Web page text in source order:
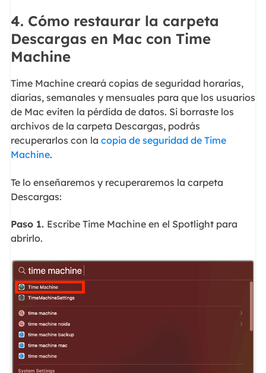
4. Cómo restaurar la carpeta
Descargas en Mac con Time
Machine
Time Machine creará copias de seguridad horarias,
diarias, semanales y mensuales para que los usuarios
de Mac eviten la pérdida de datos. Si borraste los
archivos de la carpeta Descargas, podrás
recuperarlos con la copia de seguridad de Time
Machine.
Te lo enseñaremos y recuperaremos la carpeta
Descargas:
Paso 1. Escribe Time Machine en el Spotlight para
abrirlo.